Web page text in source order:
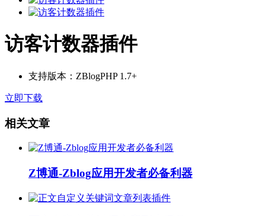
访客计数器插件
支持版本：ZBlogPHP 1.7+
立即下载
相关文章
Z博通-Zblog应用开发者必备利器